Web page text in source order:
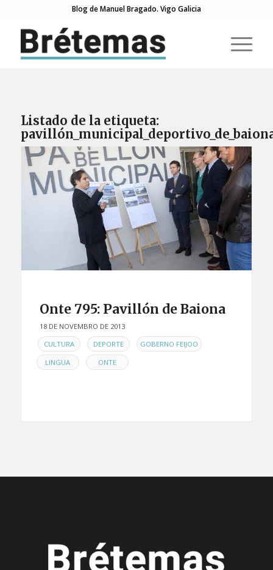
Blog de Manuel Bragado. Vigo Galicia
Listado de la etiqueta:
Onte 795: Pavillón de Baiona
18 DE NOVEMBRO DE 2013
EN CULTURA , DEPORTE , GOBERNO FEIJOO ,
LINGUA , ONTE